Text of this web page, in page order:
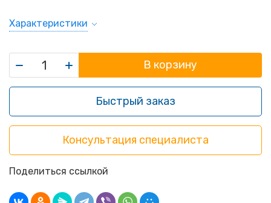
Характеристики
В корзину
Быстрый заказ
Консультация специалиста
Поделиться ссылкой